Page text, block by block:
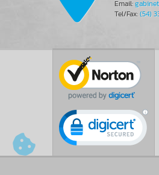
Email:
Tel/Fax:(54)